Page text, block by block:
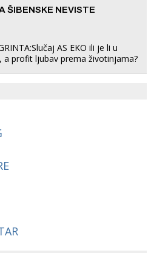
ŠIBENSKE NEVISTE
AS EKO ili je li u
a profit ljubav prema životinjama?